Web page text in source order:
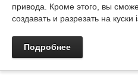
привода. Кроме этого, вы
создавать и разрезать на куски
Подробнее